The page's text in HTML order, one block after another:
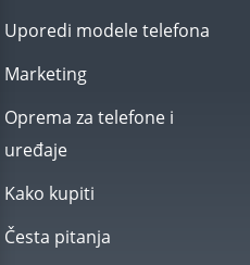
Uporedi modele telefona
Marketing
Oprema za telefone i
uređaje
Kako kupiti
Česta pitanja